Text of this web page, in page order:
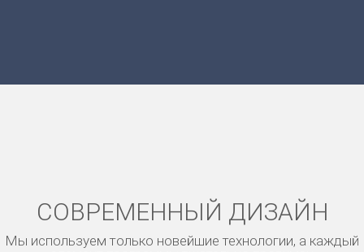
СОВРЕМЕННЫЙ ДИЗАЙН
Мы используем только новейшие технологии, а каждый